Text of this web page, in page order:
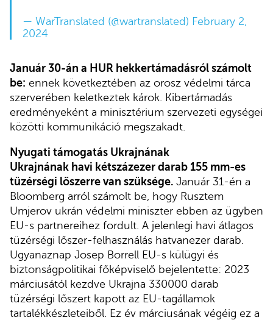
— WarTranslated (@wartranslated) February 2,
2024
Január 30-án a HUR hekkertámadásról számolt
be: ennek következtében az orosz védelmi tárca
szerverében keletkeztek károk. Kibertámadás
eredményeként a minisztérium szervezeti egységei
közötti kommunikáció megszakadt.
Nyugati támogatás Ukrajnának
Ukrajnának havi kétszázezer darab 155 mm-es
tüzérségi lőszerre van szüksége. Január 31-én a
Bloomberg arról számolt be, hogy Rusztem
Umjerov ukrán védelmi miniszter ebben az ügyben
EU-s partnereihez fordult. A jelenlegi havi átlagos
tüzérségi lőszer-felhasználás hatvanezer darab.
Ugyanaznap Josep Borrell EU-s külügyi és
biztonságpolitikai főképviselő bejelentette: 2023
márciusától kezdve Ukrajna 330000 darab
tüzérségi lőszert kapott az EU-tagállamok
tartalékkészleteiből. Ez év márciusának végéig ez a